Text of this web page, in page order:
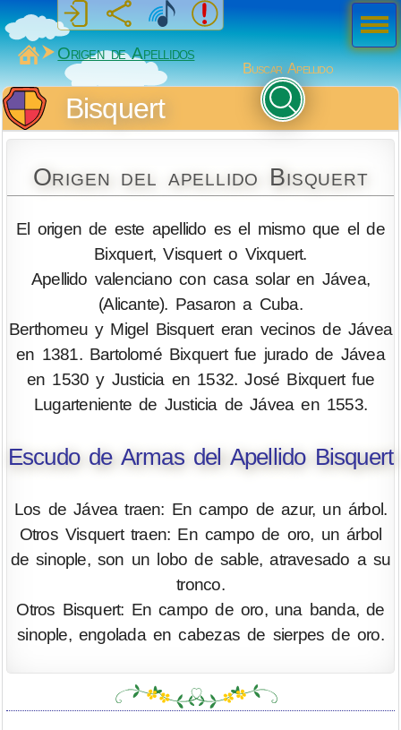
MiSabueso
Origen de Apellidos
Buscar Apellido
Bisquert
Origen del apellido Bisquert
El origen de este apellido es el mismo que el de
Bixquert, Visquert o Vixquert.
Apellido valenciano con casa solar en Jávea,
(Alicante). Pasaron a Cuba.
Berthomeu y Migel Bisquert eran vecinos de Jávea
en 1381. Bartolomé Bixquert fue jurado de Jávea
en 1530 y Justicia en 1532. José Bixquert fue
Lugarteniente de Justicia de Jávea en 1553.
Escudo de Armas del Apellido Bisquert
Los de Jávea traen: En campo de azur, un árbol.
Otros Visquert traen: En campo de oro, un árbol
de sinople, son un lobo de sable, atravesado a su
tronco.
Otros Bisquert: En campo de oro, una banda, de
sinople, engolada en cabezas de sierpes de oro.
Men
ú